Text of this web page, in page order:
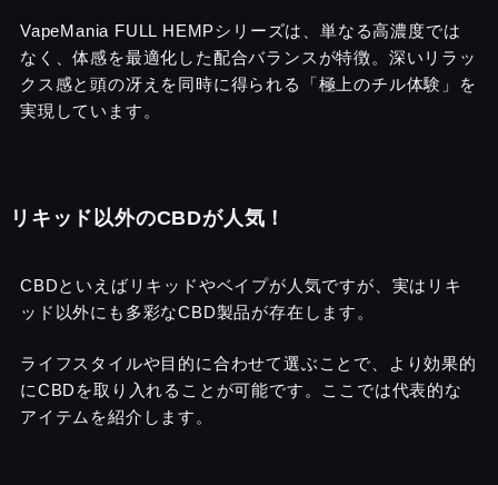
VapeMania FULL HEMPシリーズは、単なる高濃度では
なく、体感を最適化した配合バランスが特徴。深いリラッ
クス感と頭の冴えを同時に得られる「極上のチル体験」を
実現しています。
リキッド以外のCBDが人気！
CBDといえばリキッドやベイプが人気ですが、実はリキ
ッド以外にも多彩なCBD製品が存在します。
ライフスタイルや目的に合わせて選ぶことで、より効果的
にCBDを取り入れることが可能です。ここでは代表的な
アイテムを紹介します。